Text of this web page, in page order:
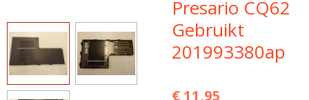
Presario CQ62
Gebruikt
201993380ap
€ 11,95